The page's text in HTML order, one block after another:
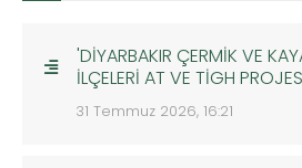
'DİYARBAKIR ÇERMİK VE
İLÇELERİ AT VE TİGH
31 Temmuz 2026, 16:21